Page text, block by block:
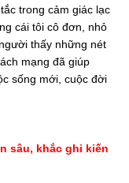
trong cảm giác lạc
cái tôi cô đơn, nhỏ
thấy những nét
mạng đã giúp
sống mới, cuộc đời
sâu, khắc ghi kiến